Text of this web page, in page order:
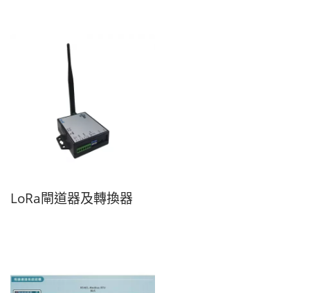
LoRa閘道器及轉換器